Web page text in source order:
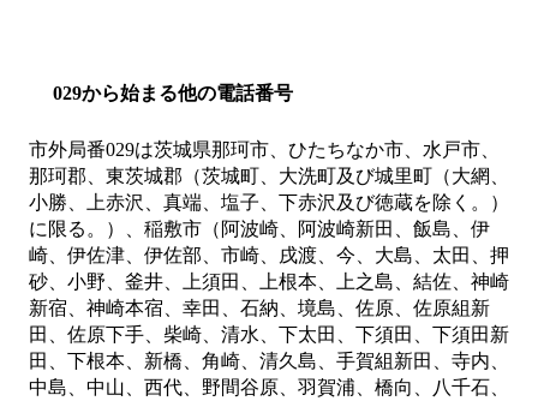
029から始まる他の電話番号
市外局番029は茨城県那珂市、ひたちなか市、水戸市、
那珂郡、東茨城郡（茨城町、大洗町及び城里町（大網、
小勝、上赤沢、真端、塩子、下赤沢及び徳蔵を除く。）
に限る。）、稲敷市（阿波崎、阿波崎新田、飯島、伊
崎、伊佐津、伊佐部、市崎、戌渡、今、大島、太田、押
砂、小野、釜井、上須田、上根本、上之島、結佐、神崎
新宿、神崎本宿、幸田、石納、境島、佐原、佐原組新
田、佐原下手、柴崎、清水、下太田、下須田、下須田新
田、下根本、新橋、角崎、清久島、手賀組新田、寺内、
中島、中山、西代、野間谷原、羽賀浦、橋向、八千石、